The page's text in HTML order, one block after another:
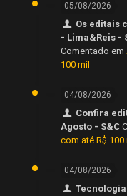
05/08/2026
Os editais
- Lima&Reis -
Comentado em
100 mil
04/08/2026
Confira
Agosto - S&C
com até R$ 100
04/08/2026